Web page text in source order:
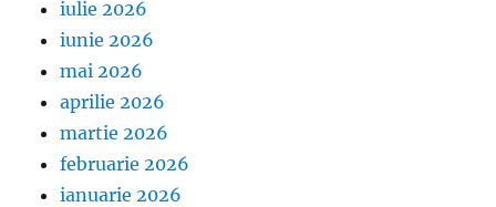
iulie 2026
iunie 2026
mai 2026
aprilie 2026
martie 2026
februarie 2026
ianuarie 2026